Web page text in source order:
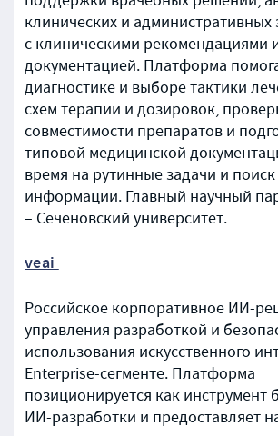
клинических и административных
с клиническими рекомендациями
документацией. Платформа
диагностике и выборе тактики
схем терапии и дозировок,
совместимости препаратов и
типовой медицинской
время на рутинные задачи и
информации. Главный научный
– Сеченовский университет.
veai
Российское корпоративное ИИ-
управления разработкой и
использования искусственного
Enterprise-сегменте. Платформа
позиционируется как инструмент
ИИ-разработки и предоставляет